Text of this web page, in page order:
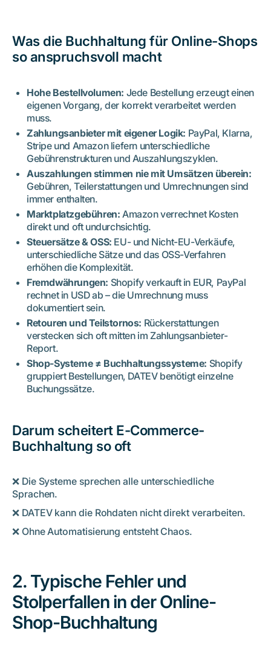
Was die Buchhaltung für Online-Shops
so anspruchsvoll macht
Hohe Bestellvolumen: Jede Bestellung erzeugt einen
eigenen Vorgang, der korrekt verarbeitet werden
muss.
Zahlungsanbieter mit eigener Logik: PayPal, Klarna,
Stripe und Amazon liefern unterschiedliche
Gebührenstrukturen und Auszahlungszyklen.
Auszahlungen stimmen nie mit Umsätzen überein:
Gebühren, Teilerstattungen und Umrechnungen sind
immer enthalten.
Marktplatzgebühren: Amazon verrechnet Kosten
direkt und oft undurchsichtig.
Steuersätze & OSS: EU- und Nicht-EU-Verkäufe,
unterschiedliche Sätze und das OSS-Verfahren
erhöhen die Komplexität.
Fremdwährungen: Shopify verkauft in EUR, PayPal
rechnet in USD ab – die Umrechnung muss
dokumentiert sein.
Retouren und Teilstornos: Rückerstattungen
verstecken sich oft mitten im Zahlungsanbieter-
Report.
Shop-Systeme ≠ Buchhaltungssysteme: Shopify
gruppiert Bestellungen, DATEV benötigt einzelne
Buchungssätze.
Darum scheitert E-Commerce-
Buchhaltung so oft
❌ Die Systeme sprechen alle unterschiedliche
Sprachen.
❌ DATEV kann die Rohdaten nicht direkt verarbeiten.
❌ Ohne Automatisierung entsteht Chaos.
2. Typische Fehler und
Stolperfallen in der Online-
Shop-Buchhaltung